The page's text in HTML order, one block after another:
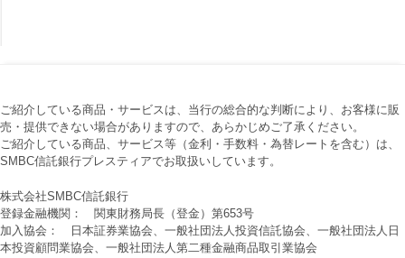
ご紹介している商品・サービスは、当行の総合的な判断により、お客様に販
売・提供できない場合がありますので、あらかじめご了承ください。
ご紹介している商品、サービス等（金利・手数料・為替レートを含む）は、
SMBC信託銀行プレスティアでお取扱いしています。
株式会社SMBC信託銀行
登録金融機関： 関東財務局長（登金）第653号
加入協会： 日本証券業協会、一般社団法人投資信託協会、一般社団法人日
本投資顧問業協会、一般社団法人第二種金融商品取引業協会